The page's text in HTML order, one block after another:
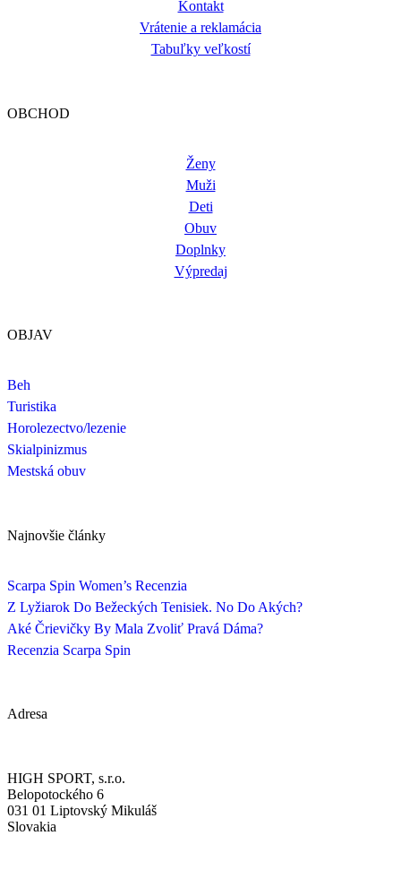
Kontakt
Vrátenie a reklamácia
Tabuľky veľkostí
OBCHOD
Ženy
Muži
Deti
Obuv
Doplnky
Výpredaj
OBJAV
Beh
Turistika
Horolezectvo/lezenie
Skialpinizmus
Mestská obuv
Najnovšie články
Scarpa Spin Women’s Recenzia
Z Lyžiarok Do Bežeckých Tenisiek. No Do Akých?
Aké Črievičky By Mala Zvoliť Pravá Dáma?
Recenzia Scarpa Spin
Adresa
HIGH SPORT, s.r.o.
Belopotockého 6
031 01 Liptovský Mikuláš
Slovakia